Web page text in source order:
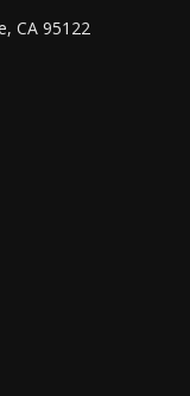
CA 95122